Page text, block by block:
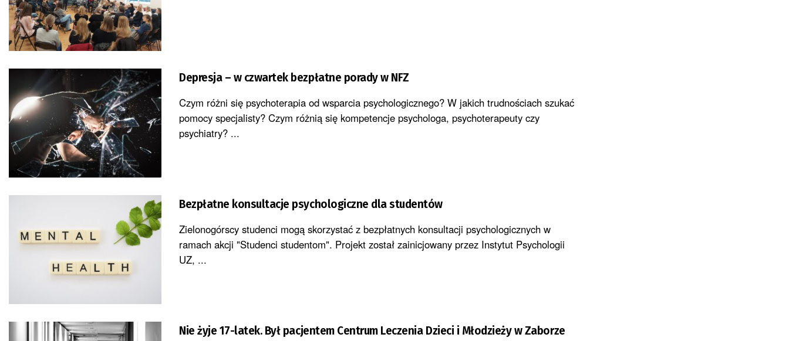
Depresja – w czwartek bezpłatne porady w NFZ
Czym różni się psychoterapia od wsparcia psychologicznego? W jakich trudnościach szukać
pomocy specjalisty? Czym różnią się kompetencje psychologa, psychoterapeuty czy
psychiatry? ...
Bezpłatne konsultacje psychologiczne dla studentów
Zielonogórscy studenci mogą skorzystać z bezpłatnych konsultacji psychologicznych w
ramach akcji "Studenci studentom". Projekt został zainicjowany przez Instytut Psychologii
UZ, ...
Nie żyje 17-latek. Był pacjentem Centrum Leczenia Dzieci i Młodzieży w Zaborze